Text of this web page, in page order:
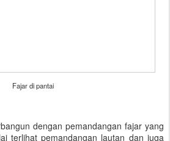
Fajar di pantai
dengan pemandangan fajar yang
terlihat pemandangan lautan dan juga